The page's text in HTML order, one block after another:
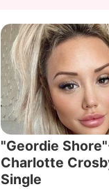
"Geordie
Charlotte
Single